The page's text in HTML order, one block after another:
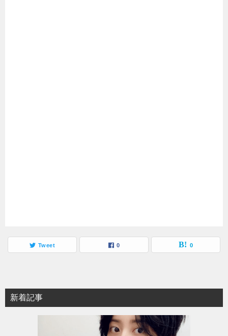
Tweet 0 0
新着記事